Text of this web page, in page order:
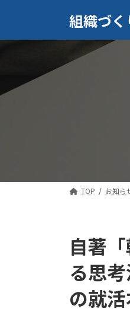
ス
ン
組織づ
TOP お知ら
自著
る思
の就